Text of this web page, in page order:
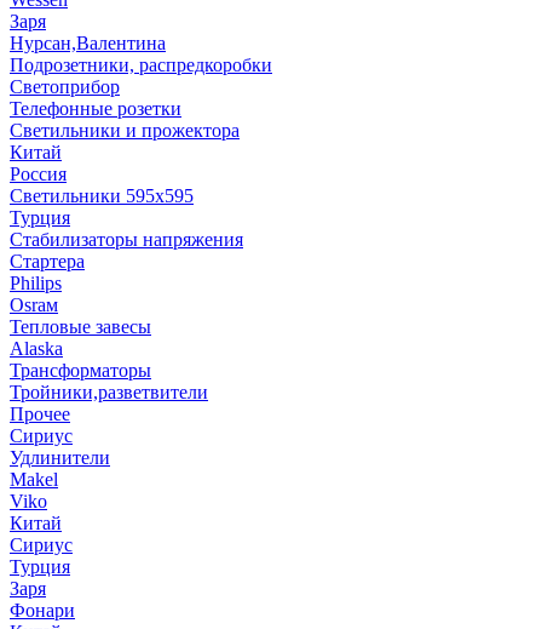
Заря
Нурсан,Валентина
Подрозетники, распредкоробки
Светоприбор
Телефонные розетки
Светильники и прожектора
Китай
Россия
Светильники 595х595
Турция
Стабилизаторы напряжения
Стартера
Philips
Оsrам
Тепловые завесы
Alaska
Трансформаторы
Тройники,разветвители
Прочее
Сириус
Удлинители
Makel
Viko
Китай
Сириус
Турция
Заря
Фонари